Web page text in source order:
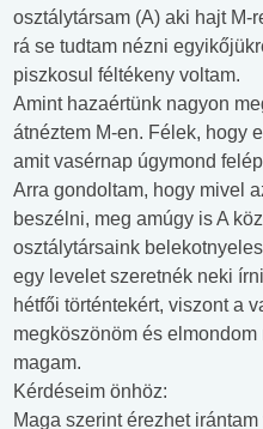
osztálytársam (A) aki hajt M-
rá se tudtam nézni
piszkosul féltékeny voltam.
Amint hazaértünk nagyon
átnéztem M-en. Félek, hogy
amit vasérnap úgymond
Arra gondoltam, hogy mivel
beszélni, meg amúgy is A
osztálytársaink
egy levelet szeretnék neki
hétfői történtekért, viszont a
megköszönöm és
magam.
Kérdéseim önhöz:
Maga szerint érezhet